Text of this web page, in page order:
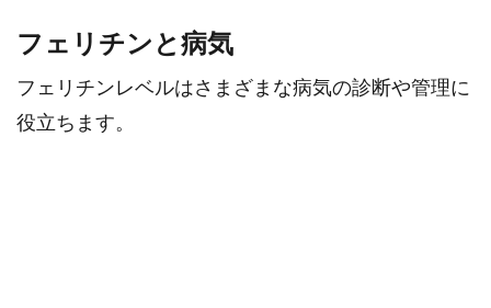
フェリチンと病気
フェリチンレベルはさまざまな病気の診断や管理に
役立ちます。